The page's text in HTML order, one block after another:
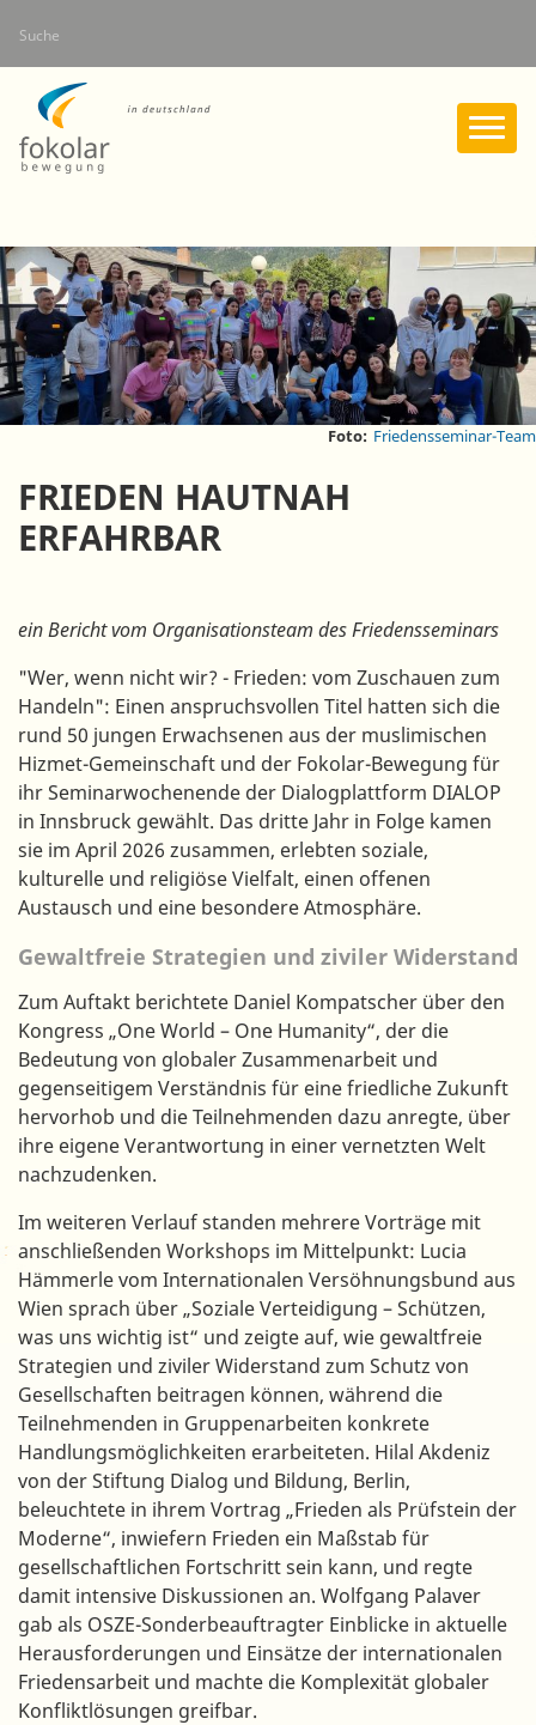
Inhalt
Suche
Foto: Friedensseminar-Team
FRIEDEN HAUTNAH
ERFAHRBAR
ein Bericht vom Organisationsteam des Friedensseminars
"Wer, wenn nicht wir? - Frieden: vom Zuschauen zum
Handeln": Einen anspruchsvollen Titel hatten sich die
rund 50 jungen Erwachsenen aus der muslimischen
Hizmet-Gemeinschaft und der Fokolar-Bewegung für
ihr Seminarwochenende der Dialogplattform DIALOP
in Innsbruck gewählt. Das dritte Jahr in Folge kamen
sie im April 2026 zusammen, erlebten soziale,
kulturelle und religiöse Vielfalt, einen offenen
Austausch und eine besondere Atmosphäre.
Gewaltfreie Strategien und ziviler Widerstand
Zum Auftakt berichtete Daniel Kompatscher über den
Kongress „One World – One Humanity“, der die
Bedeutung von globaler Zusammenarbeit und
gegenseitigem Verständnis für eine friedliche Zukunft
hervorhob und die Teilnehmenden dazu anregte, über
ihre eigene Verantwortung in einer vernetzten Welt
nachzudenken.
Im weiteren Verlauf standen mehrere Vorträge mit
anschließenden Workshops im Mittelpunkt: Lucia
Hämmerle vom Internationalen Versöhnungsbund aus
Wien sprach über „Soziale Verteidigung – Schützen,
was uns wichtig ist“ und zeigte auf, wie gewaltfreie
Strategien und ziviler Widerstand zum Schutz von
Gesellschaften beitragen können, während die
Teilnehmenden in Gruppenarbeiten konkrete
Handlungsmöglichkeiten erarbeiteten. Hilal Akdeniz
von der Stiftung Dialog und Bildung, Berlin,
beleuchtete in ihrem Vortrag „Frieden als Prüfstein der
Moderne“, inwiefern Frieden ein Maßstab für
gesellschaftlichen Fortschritt sein kann, und regte
damit intensive Diskussionen an. Wolfgang Palaver
gab als OSZE-Sonderbeauftragter Einblicke in aktuelle
Herausforderungen und Einsätze der internationalen
Friedensarbeit und machte die Komplexität globaler
Konfliktlösungen greifbar.